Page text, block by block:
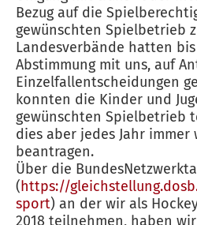
Bezug auf die
gewünschten Spielbetrieb
Landesverbände hatten
Abstimmung mit uns, auf
Einzelfallentscheidungen
konnten die Kinder und
gewünschten Spielbetrieb
dies aber jedes Jahr immer
beantragen.
Über die
(https://
sport) an der wir als
2018 teilnehmen, haben